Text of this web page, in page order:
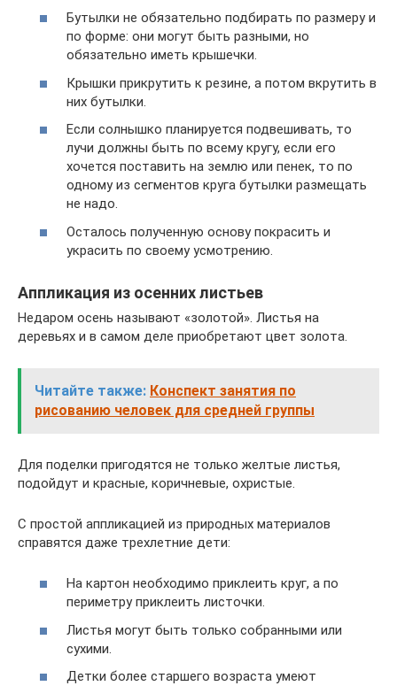
Бутылки не обязательно подбирать по размеру и
по форме: они могут быть разными, но
обязательно иметь крышечки.
Крышки прикрутить к резине, а потом вкрутить в
них бутылки.
Если солнышко планируется подвешивать, то
лучи должны быть по всему кругу, если его
хочется поставить на землю или пенек, то по
одному из сегментов круга бутылки размещать
не надо.
Осталось полученную основу покрасить и
украсить по своему усмотрению.
Аппликация из осенних листьев
Недаром осень называют «золотой». Листья на
деревьях и в самом деле приобретают цвет золота.
Читайте также: Конспект занятия по
рисованию человек для средней группы
Для поделки пригодятся не только желтые листья,
подойдут и красные, коричневые, охристые.
С простой аппликацией из природных материалов
справятся даже трехлетние дети:
На картон необходимо приклеить круг, а по
периметру приклеить листочки.
Листья могут быть только собранными или
сухими.
Детки более старшего возраста умеют